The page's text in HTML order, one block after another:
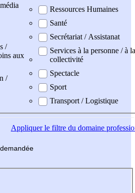
/
aux
/
Ressources Humaines
Santé
Secrétariat / Assistanat
Services à la personne / à la
collectivité
Spectacle
Sport
Transport / Logistique
Appliquerle filtre du domaine
demandée